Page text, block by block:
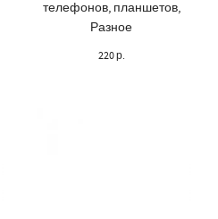
телефонов, планшетов,
Разное
220р.